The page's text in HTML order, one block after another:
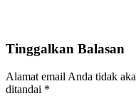
Tinggalkan Balasan
Alamat email Anda tidak
ditandai *